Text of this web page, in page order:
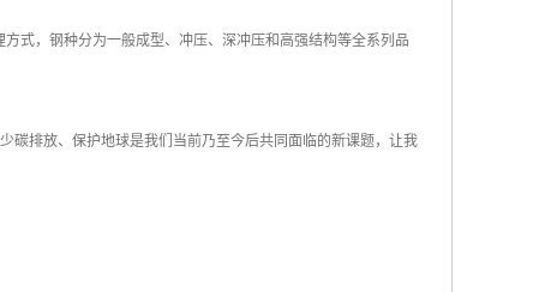
式，钢种分为一般成型、冲压、深冲压和高强结构等全系列品
碳排放、保护地球是我们当前乃至今后共同面临的新课题，让我